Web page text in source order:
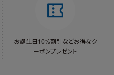
お誕生日10%割引などお得なク
ーポンプレゼント